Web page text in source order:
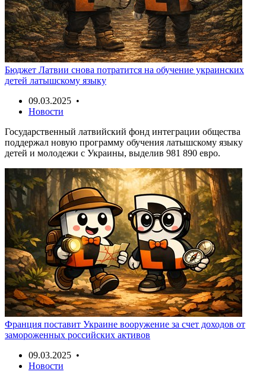
Бюджет Латвии снова потратится на обучение украинских
детей латышскому языку
09.03.2025 •
Новости
Государственный латвийский фонд интеграции общества
поддержал новую программу обучения латышскому языку
детей и молодежи с Украины, выделив 981 890 евро.
Франция поставит Украине вооружение за счет доходов от
замороженных российских активов
09.03.2025 •
Новости